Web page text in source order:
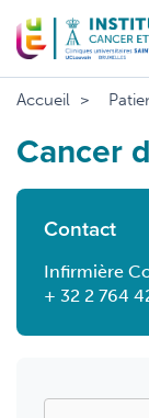
au
contenu
principal
Accueil
Cancer
Contact
Infirmière
+ 32 2 764